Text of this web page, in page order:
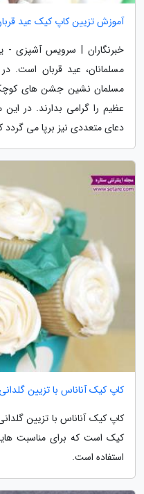
آموزش تزیین کاپ کیک عید
خبرنگاران | سرویس آشپزی -
مسلمانان، عید قربان است.
مسلمان نشین جشن های کوچک
عظیم را گرامی بدارند. در
دعای متعددی نیز برپا می گردد
کاپ کیک آناناس با تزیین گلدانی
کاپ کیک آناناس با تزیین
کیک است که برای مناسبت
استفاده است.